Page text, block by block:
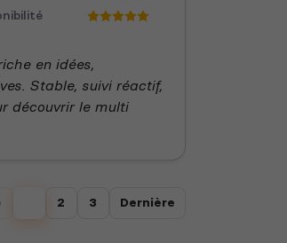
en idées,
Stable, suivi réactif,
découvrir le multi
2 3 Dernière